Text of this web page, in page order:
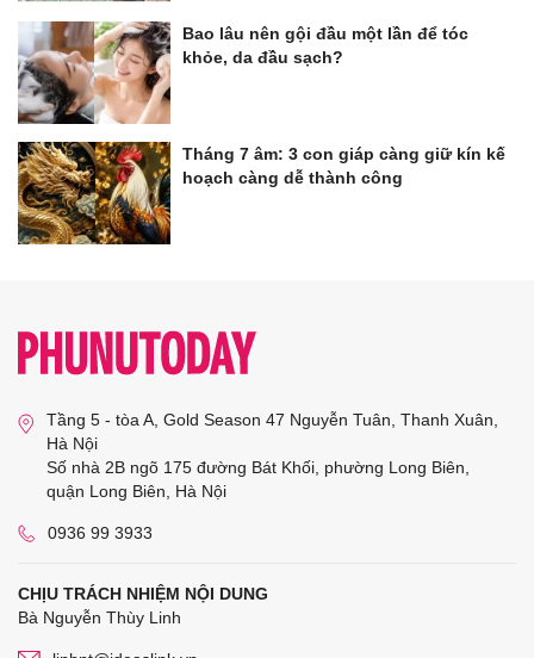
Bao lâu nên gội đầu một lần để tóc
khỏe, da đầu sạch?
Tháng 7 âm: 3 con giáp càng giữ kín kế
hoạch càng dễ thành công
Tầng 5 - tòa A, Gold Season 47 Nguyễn Tuân, Thanh Xuân,
Hà Nội
Số nhà 2B ngõ 175 đường Bát Khối, phường Long Biên,
quận Long Biên, Hà Nội
0936 99 3933
CHỊU TRÁCH NHIỆM NỘI DUNG
Bà Nguyễn Thùy Linh